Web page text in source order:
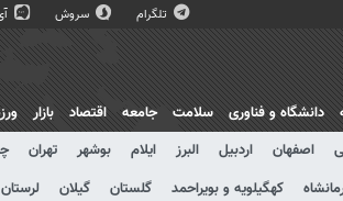
تلگرام سروش
دانشگاه و فناوری سلامت جامعه اقتصاد بازار
اصفهان اردبیل البرز ایلام بوشهر تهران
کهگیلویه و بویراحمد گلستان گیلان لرستان